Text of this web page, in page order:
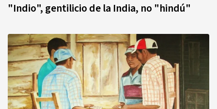
"Indio", gentilicio de la India, no "hindú"